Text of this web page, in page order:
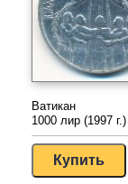
Ватикан
1000 лир (1997 г.)